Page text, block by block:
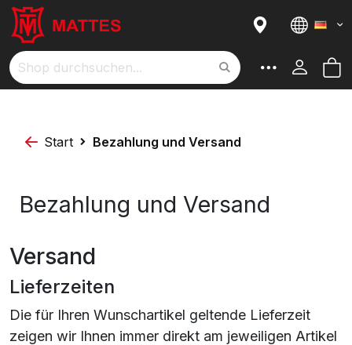
Suche
Start Bezahlung und Versand
Bezahlung und Versand
Versand
Lieferzeiten
Die für Ihren Wunschartikel geltende Lieferzeit
zeigen wir Ihnen immer direkt am jeweiligen Artikel